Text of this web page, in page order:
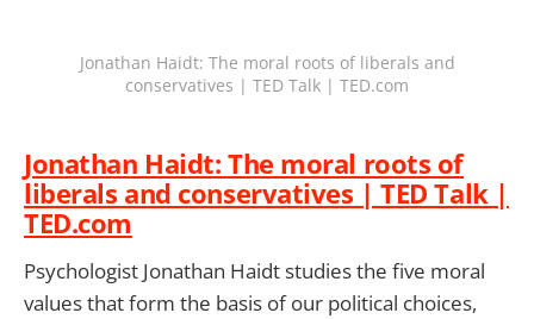
Jonathan Haidt: The moral roots of liberals and
conservatives | TED Talk | TED.com
Jonathan Haidt: The moral roots of
liberals and conservatives | TED Talk |
TED.com
Psychologist Jonathan Haidt studies the five moral
values that form the basis of our political choices,